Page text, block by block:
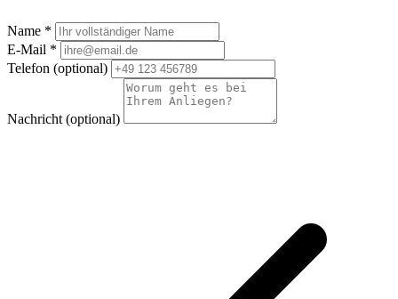
Name *
E-Mail *
Telefon (optional)
Nachricht (optional)